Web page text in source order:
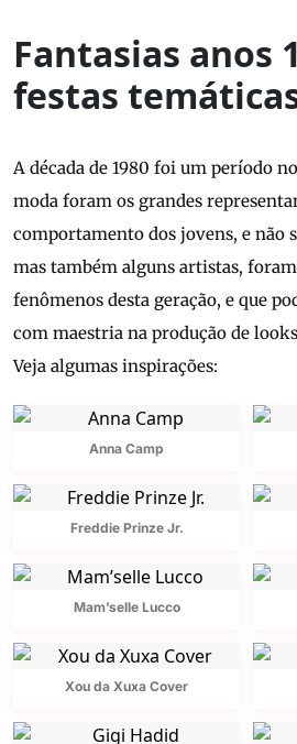
Fantasias anos
festas
A década de 1980 foi um período
moda foram os grandes
comportamento dos jovens, e não
mas também alguns artistas,
fenômenos desta geração, e que
com maestria na produção de
Veja algumas inspirações:
Anna Camp
Freddie Prinze Jr.
Mam’selle Lucco
Xou da Xuxa Cover